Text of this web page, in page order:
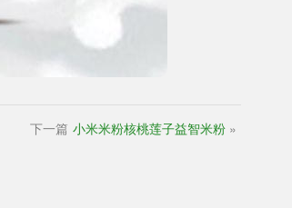
下一篇 小米米粉核桃莲子益智米粉»